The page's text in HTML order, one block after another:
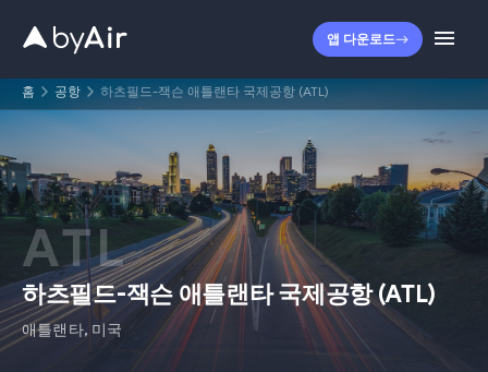
앱 다운로드
홈 공항 하츠필드-잭슨 애틀랜타 국제공항 (ATL)
ATL
하츠필드-잭슨 애틀랜타 국제공항(ATL)
애틀랜타, 미국